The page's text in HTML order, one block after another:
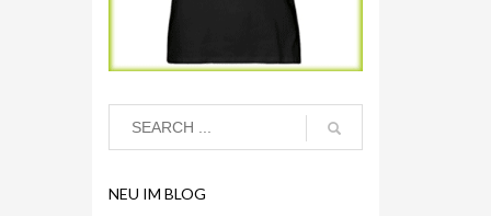
NEU IM BLOG